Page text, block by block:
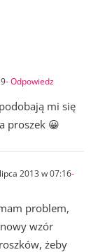
- Odpowiedz
mi się
proszek 😀
2013 w 07:16-
problem,
wzór
żeby